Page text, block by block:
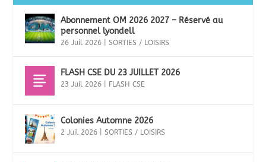
Abonnement OM 2026 2027 – Réservé au
personnel lyondell
26 Juil 2026 |SORTIES / LOISIRS
FLASH CSE DU 23 JUILLET 2026
23 Juil 2026 FLASH CSE
Colonies Automne 2026
2 Juil 2026 |SORTIES / LOISIRS